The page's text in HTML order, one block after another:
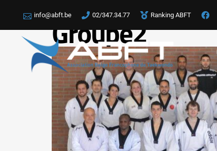
info@abft.be 02/347.34.77 Ranking ABFT
Groupe2